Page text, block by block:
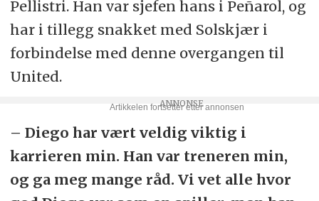
Pellistri. Han var sjefen hans i Peñarol, og
har i tillegg snakket med Solskjær i
forbindelse med denne overgangen til
United.
– Diego har vært veldig viktig i
karrieren min. Han var treneren min,
og ga meg mange råd. Vi vet alle hvor